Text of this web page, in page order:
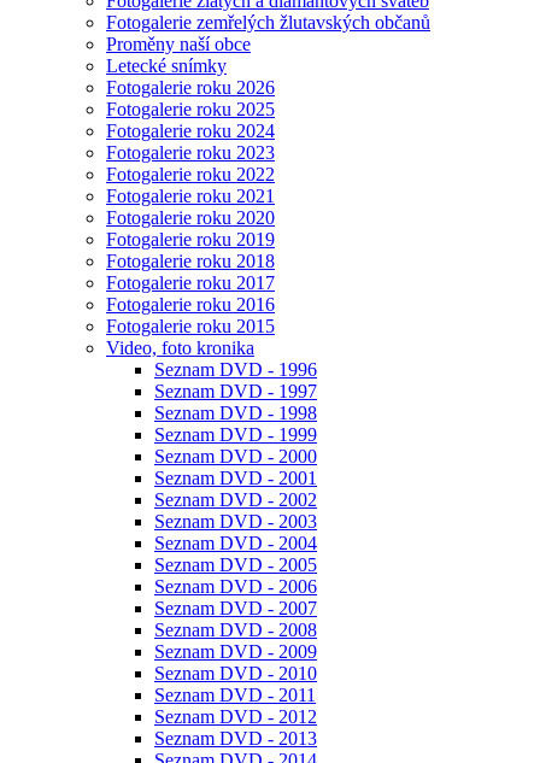
Fotogalerie zemřelých žlutavských občanů
Proměny naší obce
Letecké snímky
Fotogalerie roku 2026
Fotogalerie roku 2025
Fotogalerie roku 2024
Fotogalerie roku 2023
Fotogalerie roku 2022
Fotogalerie roku 2021
Fotogalerie roku 2020
Fotogalerie roku 2019
Fotogalerie roku 2018
Fotogalerie roku 2017
Fotogalerie roku 2016
Fotogalerie roku 2015
Video, foto kronika
Seznam DVD - 1996
Seznam DVD - 1997
Seznam DVD - 1998
Seznam DVD - 1999
Seznam DVD - 2000
Seznam DVD - 2001
Seznam DVD - 2002
Seznam DVD - 2003
Seznam DVD - 2004
Seznam DVD - 2005
Seznam DVD - 2006
Seznam DVD - 2007
Seznam DVD - 2008
Seznam DVD - 2009
Seznam DVD - 2010
Seznam DVD - 2011
Seznam DVD - 2012
Seznam DVD - 2013